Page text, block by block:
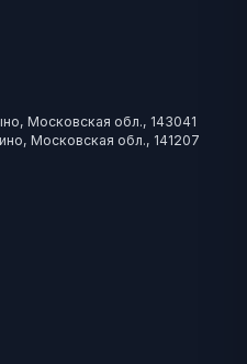
Московская обл., 143041
Московская обл., 141207